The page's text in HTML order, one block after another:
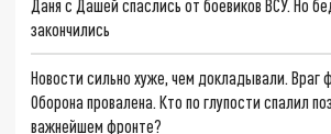
Даня с Дашей спаслись от боевиков ВСУ. Но
закончились
Новости сильно хуже, чем докладывали. Враг
Оборона провалена. Кто по глупости спалил
важнейшем фронте?